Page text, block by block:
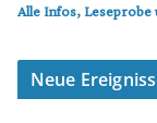
Alle Infos, Leseprobe
Neue